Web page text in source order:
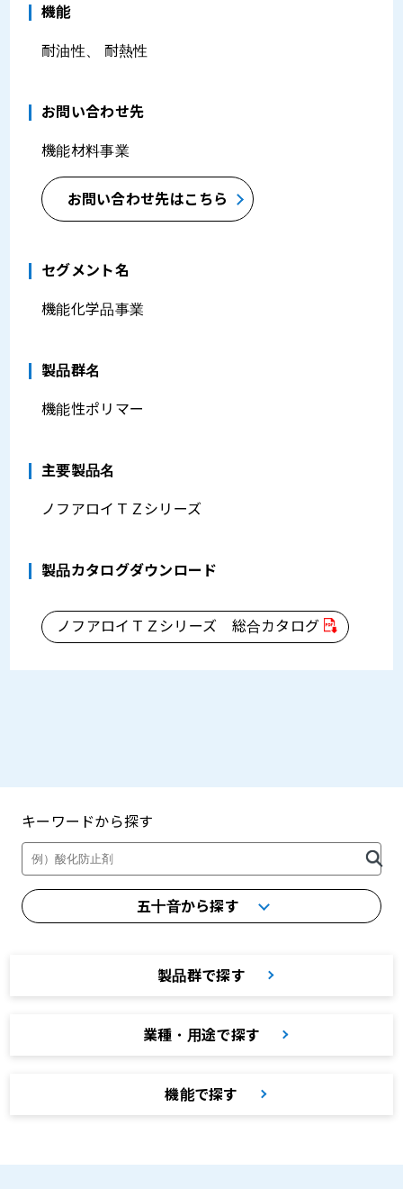
機能
耐油性、 耐熱性
お問い合わせ先
機能材料事業
お問い合わせ先はこちら
セグメント名
機能化学品事業
製品群名
機能性ポリマー
主要製品名
ノフアロイＴＺシリーズ
製品カタログダウンロード
ノフアロイＴＺシリーズ 総合カタログ
キーワードから探す
五十音から探す
製品群で探す
業種・用途で探す
機能で探す